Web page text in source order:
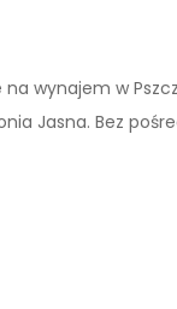
wynajem w
Jasna. Bez